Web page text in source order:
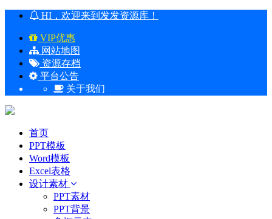
HI，欢迎来到发发资源库！
VIP优惠
网站地图
资源存档
平台公告
关于我们
首页
PPT模板
Word模板
Excel表格
设计素材
PPT素材
PPT背景